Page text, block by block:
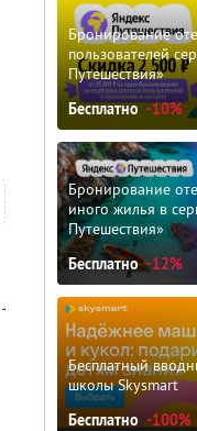
Бронирование
пользователей
Путешествия»
Бесплатно -10%
Бронирование
иного жилья в
Путешествия»
Бесплатно -12%
Бесплатный
школы Skysmart
Бесплатно -100%